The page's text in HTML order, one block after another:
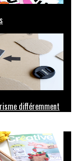
différemment